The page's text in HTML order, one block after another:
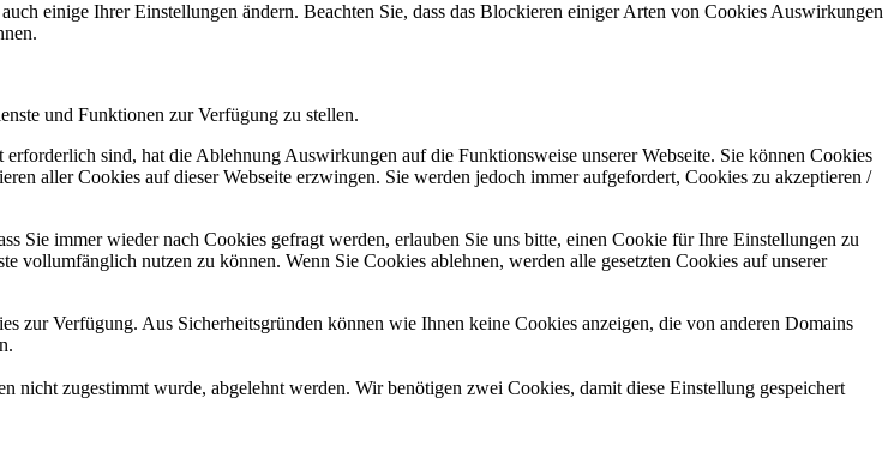
einige Ihrer Einstellungen ändern. Beachten Sie, dass das Blockieren einiger Arten von Cookies Auswirkungen
und Funktionen zur Verfügung zu stellen.
sind, hat die Ablehnung Auswirkungen auf die Funktionsweise unserer Webseite. Sie können Cookies
aller Cookies auf dieser Webseite erzwingen. Sie werden jedoch immer aufgefordert, Cookies zu akzeptieren /
Sie immer wieder nach Cookies gefragt werden, erlauben Sie uns bitte, einen Cookie für Ihre Einstellungen zu
vollumfänglich nutzen zu können. Wenn Sie Cookies ablehnen, werden alle gesetzten Cookies auf unserer
zur Verfügung. Aus Sicherheitsgründen können wie Ihnen keine Cookies anzeigen, die von anderen Domains
zugestimmt wurde, abgelehnt werden. Wir benötigen zwei Cookies, damit diese Einstellung gespeichert